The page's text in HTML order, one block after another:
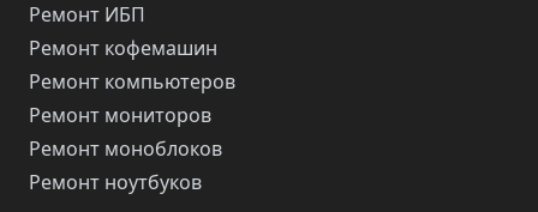
Ремонт ИБП
Ремонт кофемашин
Ремонт компьютеров
Ремонт мониторов
Ремонт моноблоков
Ремонт ноутбуков